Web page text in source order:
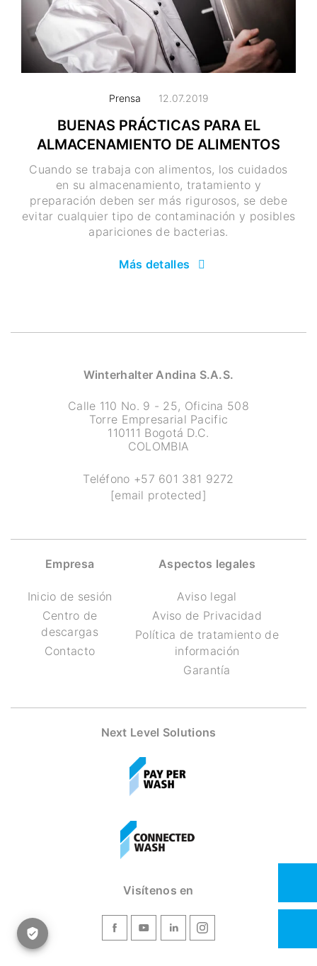
Prensa 12.07.2019
BUENAS PRÁCTICAS PARA EL
ALMACENAMIENTO DE ALIMENTOS
Cuando se trabaja con alimentos, los cuidados
en su almacenamiento, tratamiento y
preparación deben ser más rigurosos, se debe
evitar cualquier tipo de contaminación y posibles
apariciones de bacterias.
Más detalles
Winterhalter Andina S.A.S.
Calle 110 No. 9 - 25, Oficina 508
Torre Empresarial Pacific
110111 Bogotá D.C.
COLOMBIA
Teléfono +57 601 381 9272
[email protected]
Empresa
Inicio de sesión
Centro de
descargas
Contacto
Aspectos legales
Aviso legal
Aviso de Privacidad
Política de tratamiento de
información
Garantía
Next Level Solutions
Visítenos en